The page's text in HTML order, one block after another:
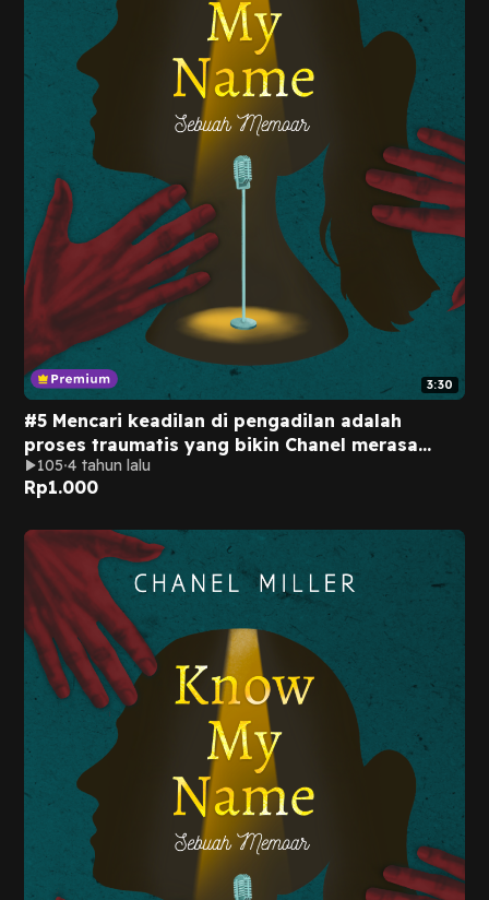
3:30
#5 Mencari keadilan di pengadilan adalah
proses traumatis yang bikin Chanel merasa
tersakiti lagi dan lagi.
105 4 tahun lalu
Rp1.000